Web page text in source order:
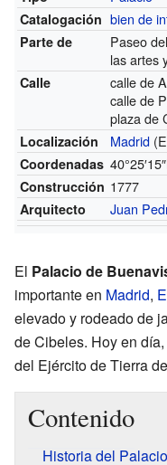
Catalogación bien de
Parte de
Paseo
las artes
Calle calle de
calle de
plaza de
Localización Madrid
Coordenadas
Construcción 1777
Arquitecto Juan
El Palacio de
importante en Madrid,
elevado y rodeado de
de Cibeles. Hoy en
del Ejército de Tierra
Contenido
Historia del